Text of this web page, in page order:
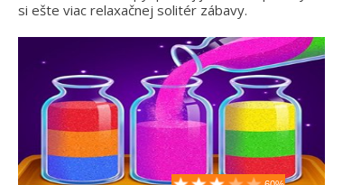
si ešte viac relaxačnej solitér zábavy.